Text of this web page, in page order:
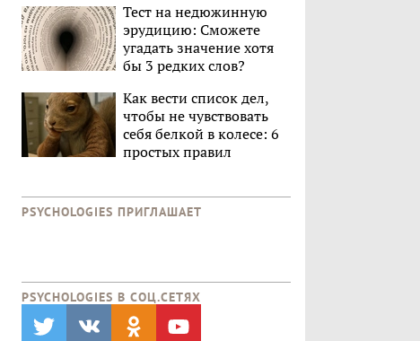
Тест на недюжинную
эрудицию: Сможете
угадать значение хотя
бы 3 редких слов?
Как вести список дел,
чтобы не чувствовать
себя белкой в колесе: 6
простых правил
PSYCHOLOGIES ПРИГЛАШАЕТ
PSYCHOLOGIES В CОЦ.СЕТЯХ